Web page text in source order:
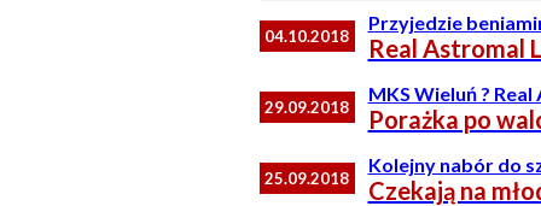
04.10.2018
Przyjedzie
Real Astromal
29.09.2018
MKS Wieluń ?
Porażka po
25.09.2018
Kolejny nabór do
Czekają na